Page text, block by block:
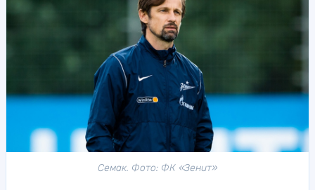
Семак. Фото: ФК «Зенит»